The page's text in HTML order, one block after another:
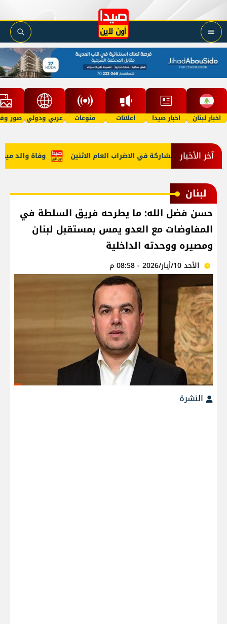
اخبار لبنان اخبار صيدا اعلانات منوعات عربي ودولي صور
آخر الأخبار وفاة والد ميسي... أعلنت المشاركة في الاضراب العام الاثنين
لبنان
حسن فضل الله: ما يطرحه فريق السلطة في
المفاوضات مع العدو يمس بمستقبل لبنان
ومصيره ووحدته الداخلية
الأحد 10/أيار/2026 - 08:58 م
النشرة